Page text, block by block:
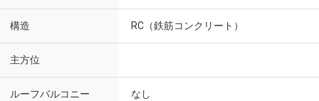
構造 RC（鉄筋コンクリート）
主方位
ルーフバルコニー なし